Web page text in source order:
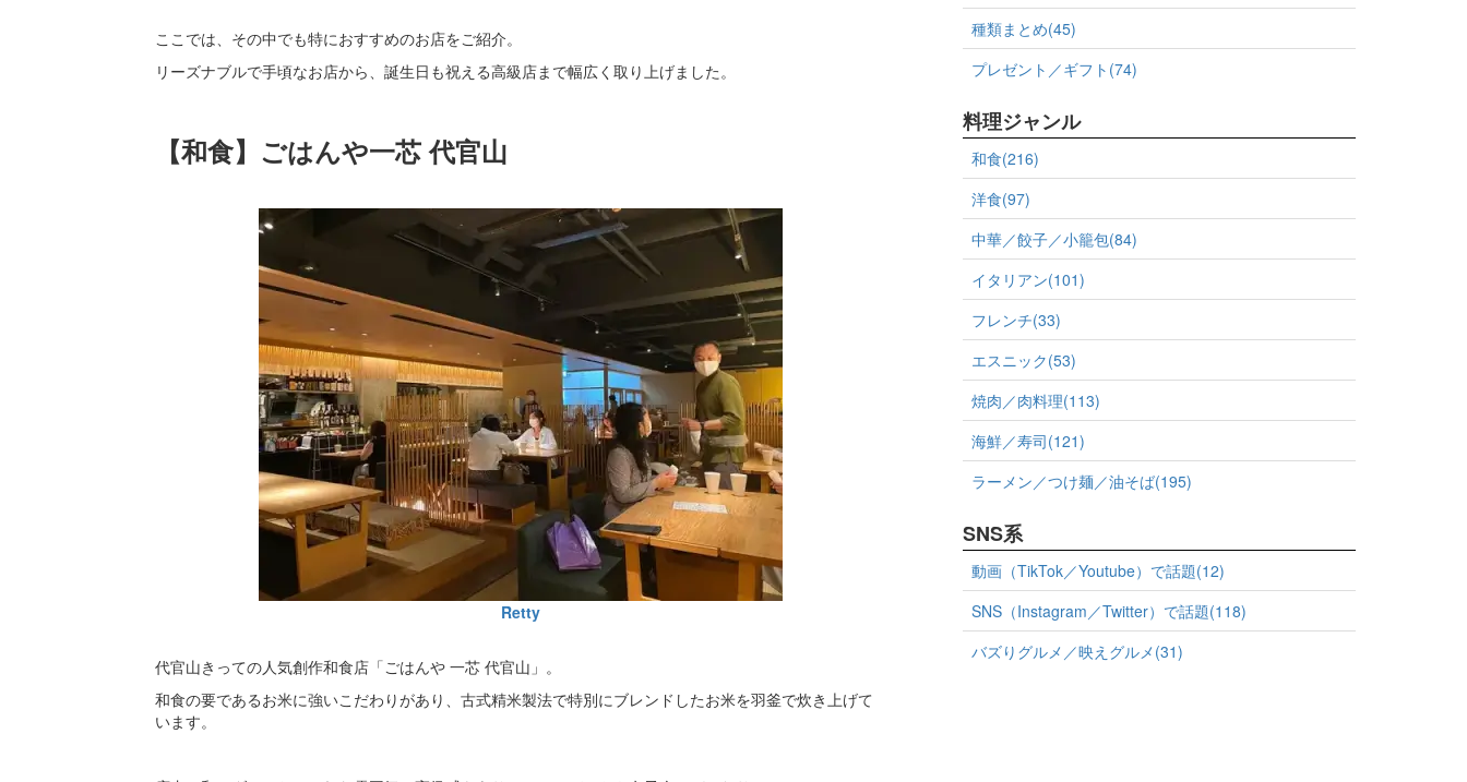
ここでは、その中でも特におすすめのお店をご紹介。
リーズナブルで手頃なお店から、誕生日も祝える高級店まで幅広く取り上げました。
【和食】ごはんや一芯 代官山
Retty
代官山きっての人気創作和食店「ごはんや 一芯 代官山」。
和食の要であるお米に強いこだわりがあり、古式精米製法で特別にブレンドしたお米を羽釜で炊き上げて
います。
種類まとめ(45)
プレゼント／ギフト(74)
料理ジャンル
和食(216)
洋食(97)
中華／餃子／小籠包(84)
イタリアン(101)
フレンチ(33)
エスニック(53)
焼肉／肉料理(113)
海鮮／寿司(121)
ラーメン／つけ麺／油そば(195)
SNS系
動画（TikTok／Youtube）で話題(12)
SNS（Instagram／Twitter）で話題(118)
バズりグルメ／映えグルメ(31)